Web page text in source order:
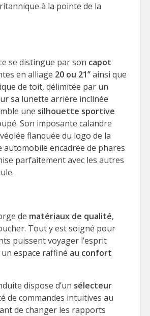
à la pointe de la
se distingue par son capot
en alliage 20 ou 21’’ainsi que
de toit, délimitée par un
sa lunette arrière inclinée
une silhouette sportive
Son imposante calandre
flanquée du logo de la
automobile encadrée de phares
parfaitement avec les autres
de matériaux de qualité,
Tout y est soigné pour
puissent voyager l’esprit
espace raffiné au confort
dispose d’un sélecteur
de commandes intuitives au
de changer les rapports